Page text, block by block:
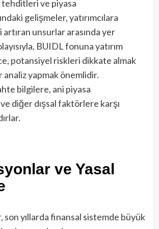
ve piyasa
gelişmeler, yatırımcılara
unsurlar arasında yer
BUIDL fonuna yatırım
potansiyel riskleri dikkate almak
analiz yapmak önemlidir.
bilgilere, ani piyasa
diğer dışsal faktörlere karşı
ve Yasal
son yıllarda finansal sistemde büyük